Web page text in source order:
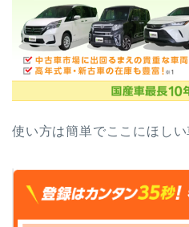
使い方は簡単でここにほしい